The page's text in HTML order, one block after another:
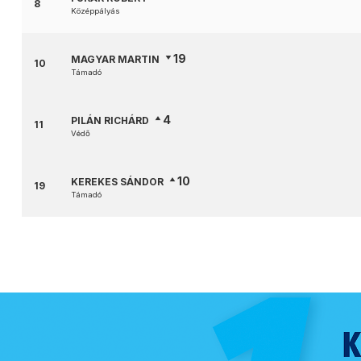
8
Középpályás
10 MAGYAR MARTIN 19
Támadó
11 PILÁN RICHÁRD 4
Védő
19 KEREKES SÁNDOR 10
Támadó